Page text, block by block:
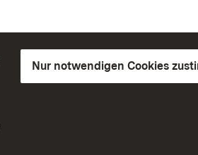
Nur notwendigen Cookies